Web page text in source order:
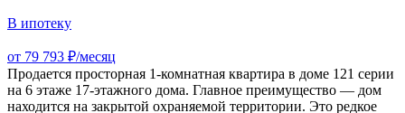
В ипотеку
от 79 793 ₽/месяц
Продается просторная 1-комнатная квартира в доме 121 серии
на 6 этаже 17-этажного дома. Главное преимущество — дом
находится на закрытой охраняемой территории. Это редкое